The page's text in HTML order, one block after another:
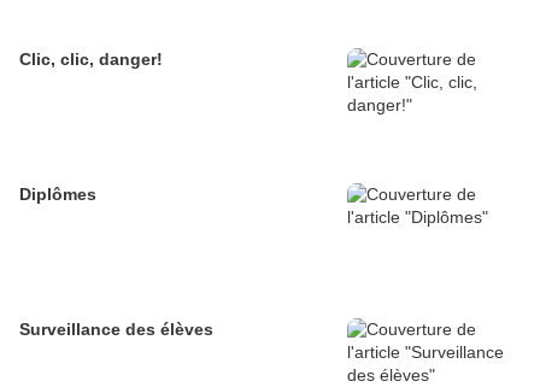
Clic, clic, danger!
Diplômes
Surveillance des élèves